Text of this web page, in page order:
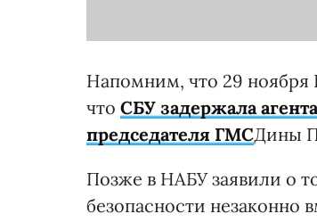
Напомним, что 29 ноября
что СБУ задержала
председателя ГМСДины
Позже в НАБУ заявили о
безопасности незаконно